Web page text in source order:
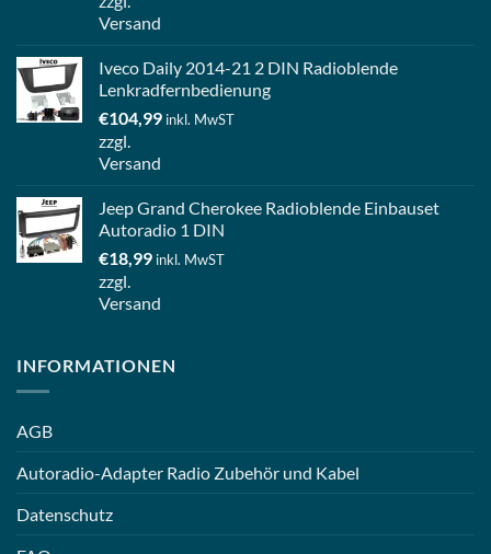
Versand
Iveco Daily 2014-21 2 DIN Radioblende
Lenkradfernbedienung
€104,99 inkl. MwST
zzgl.
Versand
Jeep Grand Cherokee Radioblende Einbauset
Autoradio 1 DIN
€18,99 inkl. MwST
zzgl.
Versand
INFORMATIONEN
AGB
Autoradio-Adapter Radio Zubehör und Kabel
Datenschutz